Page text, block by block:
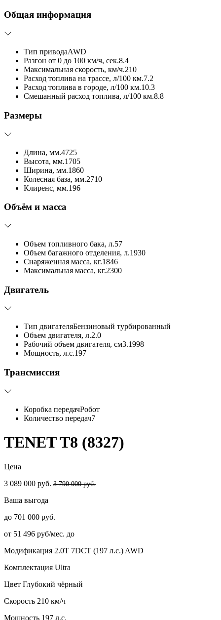
Общая информация
Тип приводаAWD
Разгон от 0 до 100 км/ч, сек.8.4
Максимальная скорость, км/ч.210
Расход топлива на трассе, л/100 км.7.2
Расход топлива в городе, л/100 км.10.3
Смешанный расход топлива, л/100 км.8.8
Размеры
Длина, мм.4725
Высота, мм.1705
Ширина, мм.1860
Колесная база, мм.2710
Клиренс, мм.196
Объём и масса
Объем топливного бака, л.57
Объем багажного отделения, л.1930
Снаряженная масса, кг.1846
Максимальная масса, кг.2300
Двигатель
Тип двигателяБензиновый турбированный
Объем двигателя, л.2.0
Рабочий объем двигателя, см3.1998
Мощность, л.с.197
Трансмиссия
Коробка передачРобот
Количество передач7
TENET T8 (8327)
Цена
3 089 000 руб. 3 790 000 руб.
Ваша выгода
до 701 000 руб.
от 51 496 руб/мес. до
Модификация 2.0T 7DCT (197 л.с.) AWD
Комплектация Ultra
Цвет Глубокий чёрный
Скорость 210 км/ч
Мощность 197 л.с.